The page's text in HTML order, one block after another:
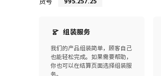
组装服务
我们的产品组装简单，顾客自己
也能轻松完成。如果需要帮助，
你也可以在结算页面选择组装服
务。